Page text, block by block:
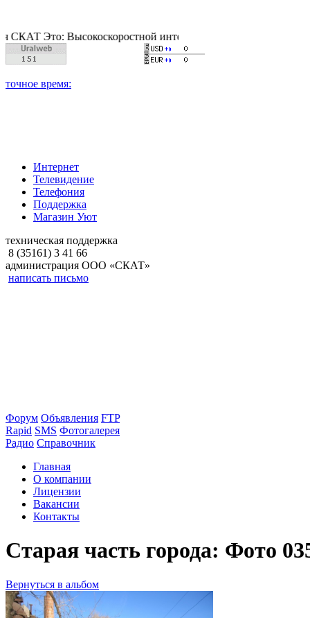
Высокоскоростной интернет, качественное цифровое и
Интернет
Телевидение
Телефония
Поддержка
Магазин Уют
техническая поддержка
8 (35161) 3 41 66
администрация ООО «СКАТ»
написать письмо
Форум Объявления FTP
Rapid SMS Фотогалерея
Радио Справочник
Главная
О компании
Лицензии
Вакансии
Контакты
Старая часть города: Фото
Вернуться в альбом